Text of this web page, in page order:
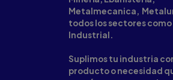
Metalmecanica,
todos los sectores como
Industrial.
Suplimos tu industria
producto o necesidad